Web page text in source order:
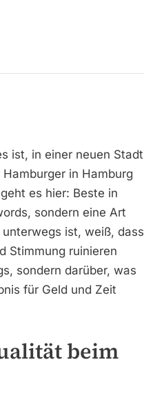
ist, in einer neuen Stadt
in Hamburg
es hier: Beste in
sondern eine Art
ist, weiß, dass
Stimmung ruinieren
sondern darüber, was
für Geld und Zeit
beim